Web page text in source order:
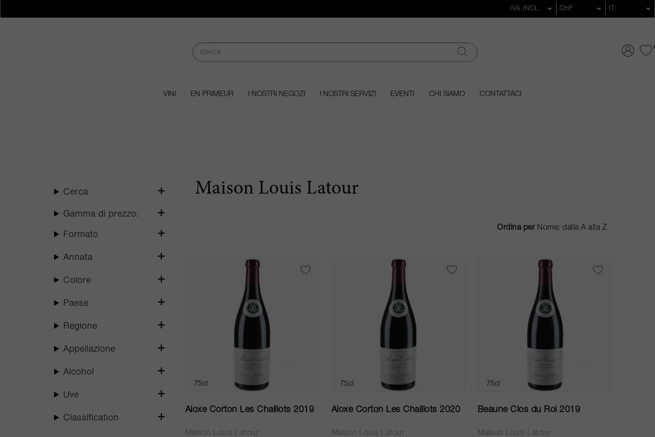
VINI EN PRIMEUR I NOSTRI NEGOZI I NOSTRI SERVIZI EVENTI CHI SIAMO CONTATTACI
Maison Louis Latour
Ordina per
75cl
Aloxe Corton Les Chaillots 2019
Maison Louis Latour
75cl
Aloxe Corton Les Chaillots 2020
Maison Louis Latour
75cl
Beaune Clos du Roi 2019
Maison Louis Latour
Cerca
Gamma di prezzo:
Formato
Annata
Colore
Paese
Regione
Appellazione
Alcohol
Uve
Classification